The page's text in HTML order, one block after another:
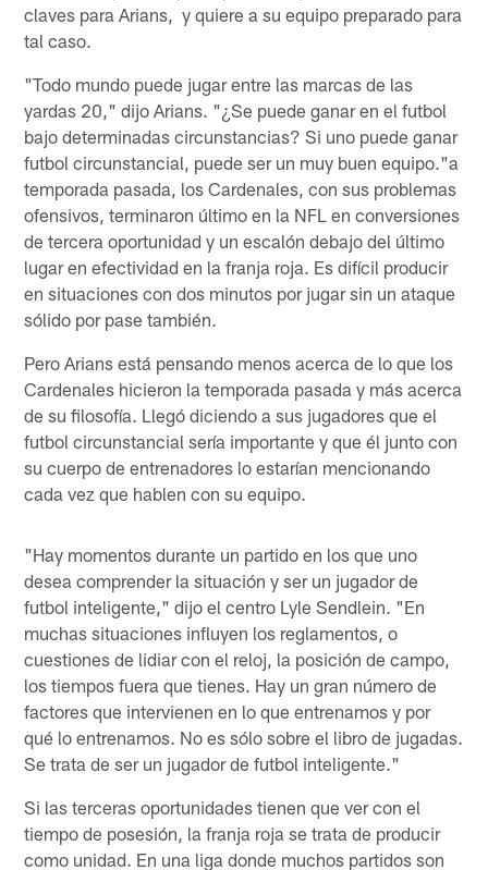
claves para Arians, y quiere a su equipo preparado para
tal caso.
"Todo mundo puede jugar entre las marcas de las
yardas 20," dijo Arians. "¿Se puede ganar en el futbol
bajo determinadas circunstancias? Si uno puede ganar
futbol circunstancial, puede ser un muy buen equipo."a
temporada pasada, los Cardenales, con sus problemas
ofensivos, terminaron último en la NFL en conversiones
de tercera oportunidad y un escalón debajo del último
lugar en efectividad en la franja roja. Es difícil producir
en situaciones con dos minutos por jugar sin un ataque
sólido por pase también.
Pero Arians está pensando menos acerca de lo que los
Cardenales hicieron la temporada pasada y más acerca
de su filosofía. Llegó diciendo a sus jugadores que el
futbol circunstancial sería importante y que él junto con
su cuerpo de entrenadores lo estarían mencionando
cada vez que hablen con su equipo.
"Hay momentos durante un partido en los que uno
desea comprender la situación y ser un jugador de
futbol inteligente," dijo el centro Lyle Sendlein. "En
muchas situaciones influyen los reglamentos, o
cuestiones de lidiar con el reloj, la posición de campo,
los tiempos fuera que tienes. Hay un gran número de
factores que intervienen en lo que entrenamos y por
qué lo entrenamos. No es sólo sobre el libro de jugadas.
Se trata de ser un jugador de futbol inteligente."
Si las terceras oportunidades tienen que ver con el
tiempo de posesión, la franja roja se trata de producir
como unidad. En una liga donde muchos partidos son